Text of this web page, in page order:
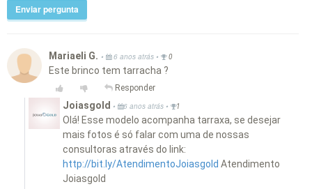
Enviar pergunta
Mariaeli G. • 6 anos atrás • 0
Este brinco tem tarracha ?
Responder
Joiasgold • 6 anos atrás • 1
Olá! Esse modelo acompanha tarraxa, se desejar
mais fotos é só falar com uma de nossas
consultoras através do link:
http://bit.ly/AtendimentoJoiasgold Atendimento
Joiasgold